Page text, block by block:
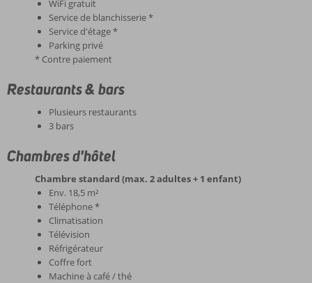
WiFi gratuit
Service de blanchisserie *
Service d'étage *
Parking privé
* Contre paiement
Restaurants & bars
Plusieurs restaurants
3 bars
Chambres d'hôtel
Chambre standard (max. 2 adultes + 1 enfant)
Env. 18,5 m²
Téléphone *
Climatisation
Télévision
Réfrigérateur
Coffre fort
Machine à café / thé